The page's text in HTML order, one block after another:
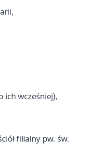
ich wcześniej),
filialny pw. św.